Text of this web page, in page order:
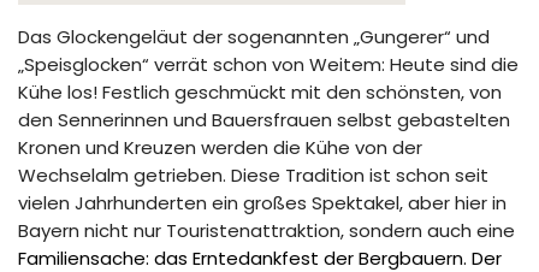
Das Glockengeläut der sogenannten „Gungerer“ und
„Speisglocken“ verrät schon von Weitem: Heute sind die
Kühe los! Festlich geschmückt mit den schönsten, von
den Sennerinnen und Bauersfrauen selbst gebastelten
Kronen und Kreuzen werden die Kühe von der
Wechselalm getrieben. Diese Tradition ist schon seit
vielen Jahrhunderten ein großes Spektakel, aber hier in
Bayern nicht nur Touristenattraktion, sondern auch eine
Familiensache: das Erntedankfest der Bergbauern. Der